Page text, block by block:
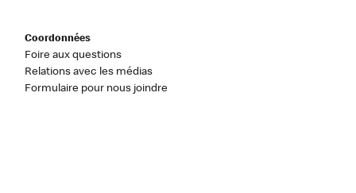
Coordonnées
Foire aux questions
Relations avec les médias
Formulaire pour nous joindre